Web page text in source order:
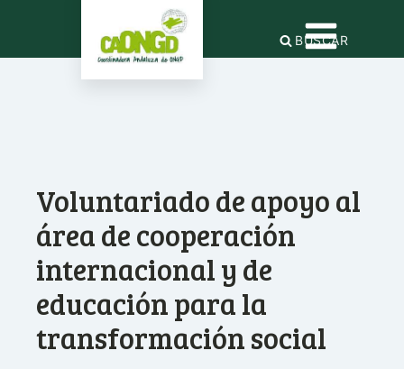
BUSCAR
Voluntariado de apoyo al
área de cooperación
internacional y de
educación para la
transformación social